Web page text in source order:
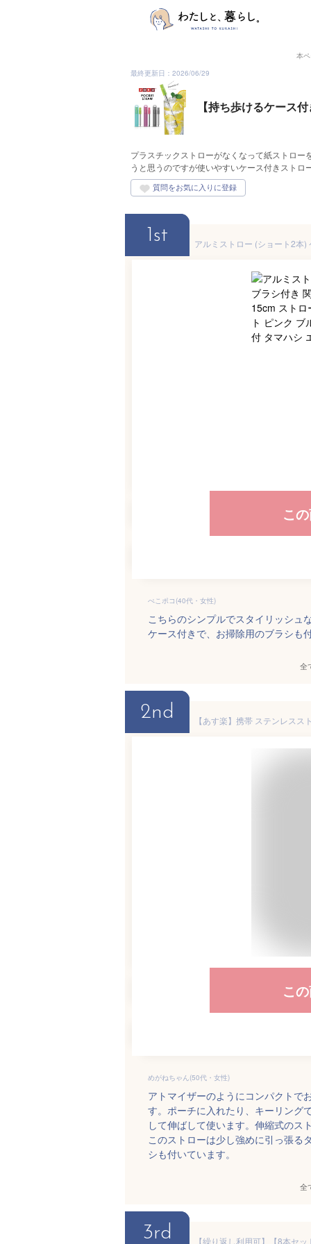
本
最終更新日：2026/06/29
【持ち歩けるケース
プラスチックストローがなくなって紙ストロ
うと思うのですが使いやすいケース付きストロ
1st
こ
ぺこポコ(40代・女性)
こちらのシンプルでスタイリッシュ
ケース付きで、お掃除用のブラシも
全
2nd
こ
めがねちゃん(50代・女性)
アトマイザーのようにコンパクトで
す。ポーチに入れたり、キーリング
して伸ばして使います。伸縮式のス
このストローは少し強めに引っ張る
シも付いています。
全
3rd